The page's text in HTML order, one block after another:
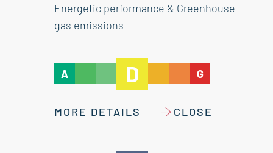
Energetic performance & Greenhouse
gas emissions
A D G
MORE DETAILS CLOSE